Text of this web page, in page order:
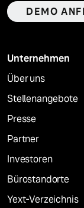
DEMO
Unternehmen
Über uns
Stellenangebote
Presse
Partner
Investoren
Bürostandorte
Yext-Verzeichnis